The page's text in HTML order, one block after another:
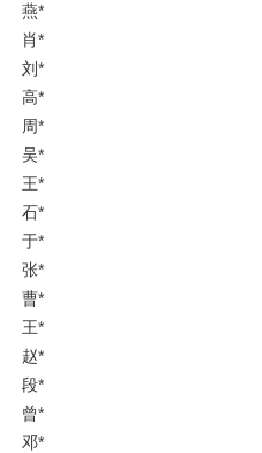
燕*
肖*
刘*
高*
周*
吴*
王*
石*
于*
张*
曹*
王*
赵*
段*
曾*
邓*